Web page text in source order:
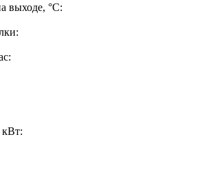
выходе, °C:
кВт: